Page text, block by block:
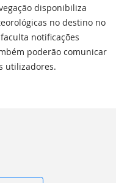
disponibiliza
no destino no
notificações
poderão comunicar
utilizadores.